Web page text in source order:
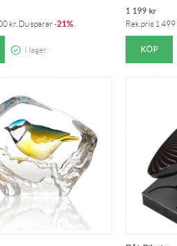
kr. Du sparar-21%
I lager.
1 199kr
Rek.pris 1 499
KÖP